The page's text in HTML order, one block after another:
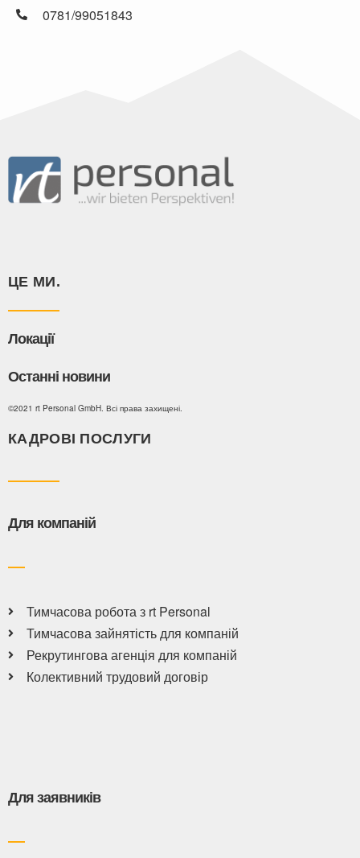
0781/99051843
ЦЕ МИ.
Локації
Останні новини
©2021 rt Personal GmbH. Всі права захищені.
КАДРОВІ ПОСЛУГИ
Для компаній
Тимчасова робота з rt Personal
Тимчасова зайнятість для компаній
Рекрутингова агенція для компаній
Колективний трудовий договір
Для заявників